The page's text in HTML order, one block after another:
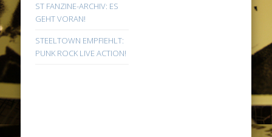
ST FANZINE-ARCHIV: ES
GEHT VORAN!
STEELTOWN EMPFIEHLT:
PUNK ROCK LIVE ACTION!